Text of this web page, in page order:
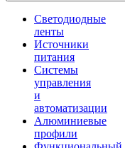
Светодиодные
ленты
Источники
питания
Системы
управления
и
автоматизации
Алюминиевые
профили